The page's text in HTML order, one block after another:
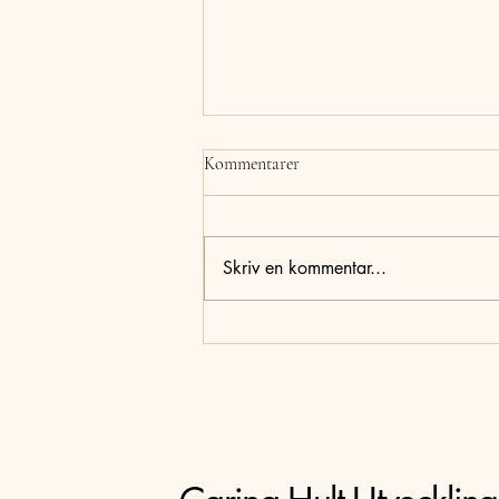
Kommentarer
Skriv en kommentar...